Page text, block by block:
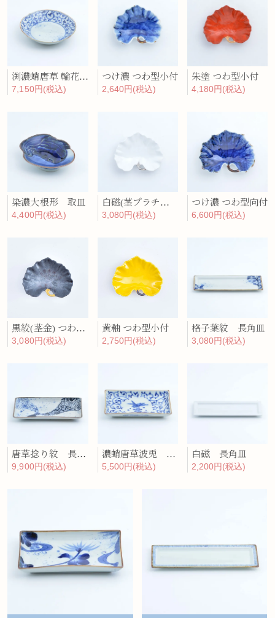
渕濃蛸唐草 輪花5寸皿
7,150円(税込)
つけ濃 つわ型小付
2,640円(税込)
朱塗 つわ型小付
4,180円(税込)
染濃大根形 取皿
4,400円(税込)
白磁(茎プラチナ) つわ型小付
3,080円(税込)
つけ濃 つわ型向付
6,600円(税込)
黒絞(茎金) つわ型小付
3,080円(税込)
黄釉 つわ型小付
2,750円(税込)
格子葉紋 長角皿
3,080円(税込)
唐草捻り紋 長角焼皿
9,900円(税込)
濃蛸唐草波兎 小焼皿
5,500円(税込)
白磁 長角皿
2,200円(税込)